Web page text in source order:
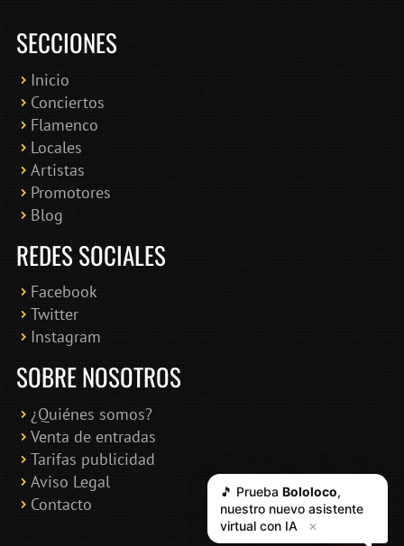
SECCIONES
Inicio
Conciertos
Flamenco
Locales
Artistas
Promotores
Blog
REDES SOCIALES
Facebook
Twitter
Instagram
SOBRE NOSOTROS
¿Quiénes somos?
Venta de entradas
Tarifas publicidad
Aviso Legal
Contacto